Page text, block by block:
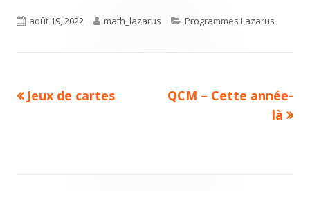
Published
août 19, 2022 Author
math_lazarus Categories
Programmes Lazarus
Navigation
Previous
Jeux de cartes
Next
QCM – Cette année-
là